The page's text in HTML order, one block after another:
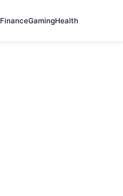
FinanceGamingHealth